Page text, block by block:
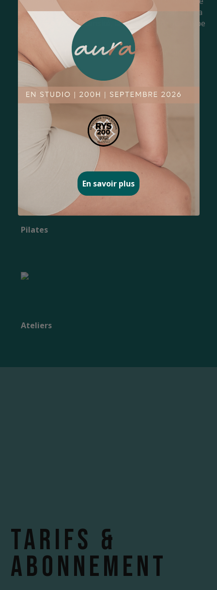
mieux à vos besoins, que ce soit en choisissant la
température, l’intensité, la professeure ou le type
de cours.
Voir l’horaire des cours de la semaine
Pilates
Ateliers
TARIFS &
abonnement
En savoir plus